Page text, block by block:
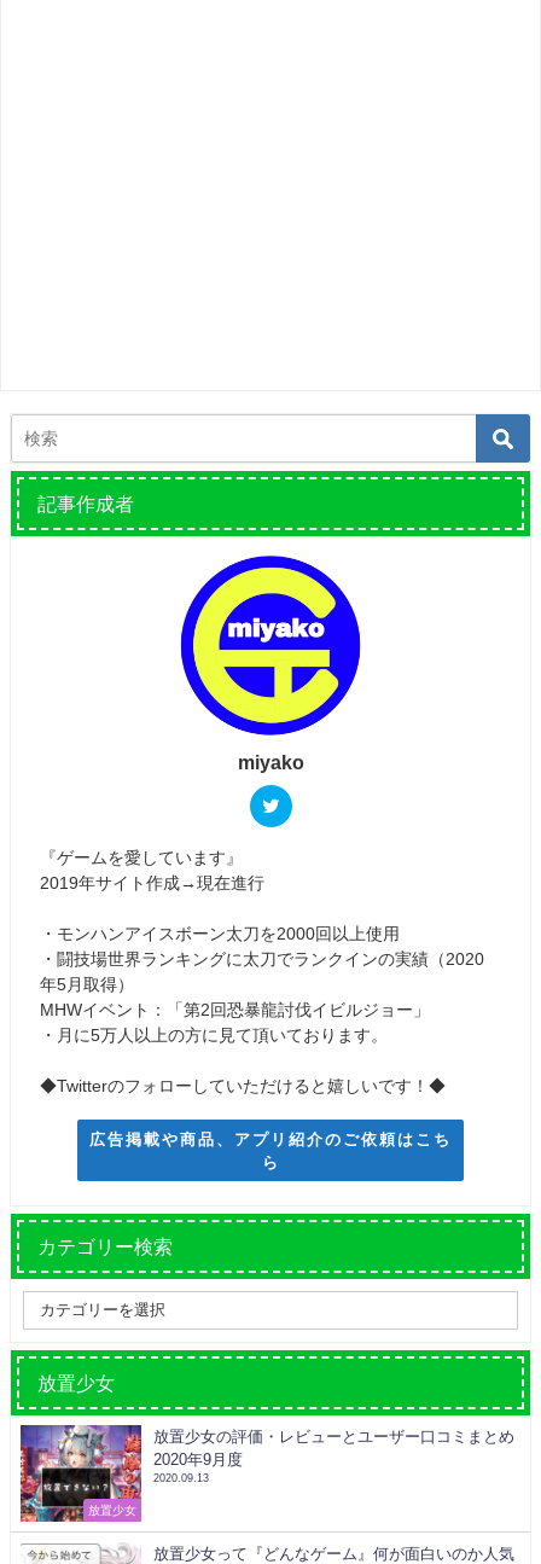
記事作成者
miyako
『ゲームを愛しています』
2019年サイト作成→現在進行
・モンハンアイスボーン太刀を2000回以上使用
・闘技場世界ランキングに太刀でランクインの実績（2020
年5月取得）
MHWイベント：「第2回恐暴龍討伐イビルジョー」
・月に5万人以上の方に見て頂いております。
◆Twitterのフォローしていただけると嬉しいです！◆
広告掲載や商品、アプリ紹介のご依頼はこち
ら
カテゴリー検索
放置少女
放置少女
放置少女の評価・レビューとユーザー口コミまとめ
2020年9月度
2020.09.13
放置少女って『どんなゲーム』何が面白いのか人気